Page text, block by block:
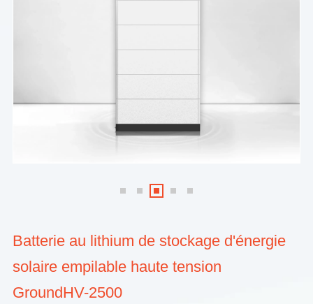
Batterie au lithium de stockage d'énergie
solaire empilable haute tension
GroundHV-2500